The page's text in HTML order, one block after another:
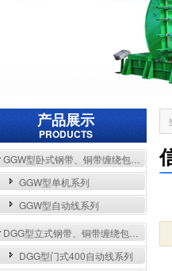
产品展示
PRODUCTS
GGW型卧式钢带、铜带缠绕包装自动流水线与单机系列
GGW型单机系列
GGW型自动线系列
DGG型立式钢带、铜带缠绕包装自动流水线与单机系列
DGG型门式400自动线系列